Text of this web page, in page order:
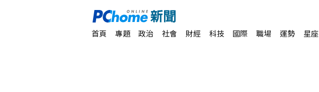
首頁 專題 政治 社會 財經 科技 國際 職場 運勢 星座